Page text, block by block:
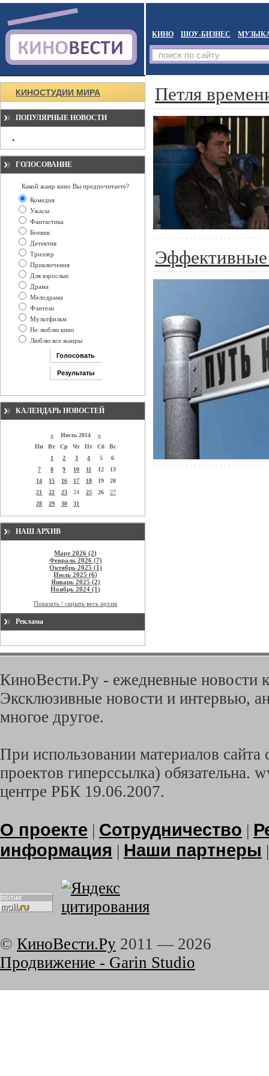
КИНО ШОУ-БИЗНЕС
КИНОСТУДИИ МИРА
ПОПУЛЯРНЫЕ НОВОСТИ
ГОЛОСОВАНИЕ
Какой жанр кино Вы предпочитаете?
Комедия
Ужасы
Фантастика
Боевик
Детектив
Триллер
Приключения
Для взрослых
Драма
Мелодрама
Фэнтези
Мультфильм
Не люблю кино
Люблю все жанры
КАЛЕНДАРЬ НОВОСТЕЙ
« Июль 2014 »
Пн
Вт Ср Чт Пт Сб
Вс
1
2 3 4 5
6
7
8 9 10 11 12
13
14
15 16 17 18 19
20
21
22 23 24 25 26
27
28
29 30 31
НАШ АРХИВ
Март 2026 (2)
Февраль 2026 (7)
Октябрь 2025 (1)
Июль 2025 (6)
Январь 2025 (2)
Ноябрь 2024 (1)
Показать / скрыть весь архив
Реклама
Петля
Эффективные
КиноВести.Ру - ежедневные новости
Эксклюзивные новости и интервью,
многое другое.
При использовании материалов
проектов гиперссылка) обязательна.
центре РБК 19.06.2007.
О проекте | Сотрудничество |
информация | Наши партнеры
© КиноВести.Ру 2011 — 2026
Продвижение - Garin Studio